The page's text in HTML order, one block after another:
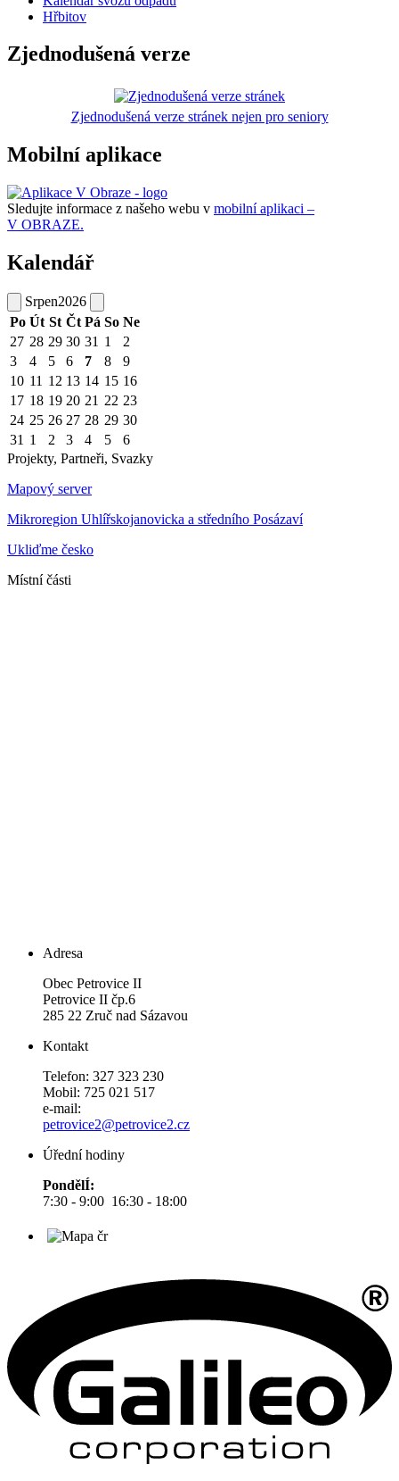
Hřbitov
Zjednodušená verze
Zjednodušená verze stránek nejen pro seniory
Mobilní aplikace
Sledujte informace z našeho webu v mobilní aplikaci –
V OBRAZE.
Kalendář
Srpen2026
Po Út St Čt Pá So Ne
27 28 29 30 31 1
2
3
4 5 6 7 8
9
10 11 12 13 14 15 16
17 18 19 20 21 22 23
24 25 26 27 28 29 30
31 1 2 3 4 5
6
Projekty, Partneři, Svazky
Mapový server
Mikroregion Uhlířskojanovicka a středního Posázaví
Ukliďme česko
Místní části
Adresa
Obec Petrovice II
Petrovice II čp.6
285 22 Zruč nad Sázavou
Kontakt
Telefon: 327 323 230
Mobil: 725 021 517
e-mail:
petrovice2@petrovice2.cz
Úřední hodiny
PondělÍ:
7:30 - 9:00 16:30 - 18:00